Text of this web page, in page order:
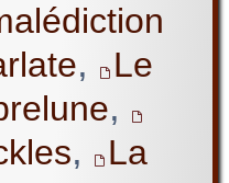
,
Le
,
,
La